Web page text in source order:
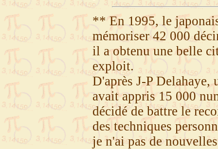
** En 1995, le
mémoriser 42 000
il a obtenu une belle
exploit.
D'après J-P
avait appris 15 000
décidé de battre le
des techniques
je n'ai pas de